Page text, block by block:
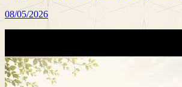
08/05/2026